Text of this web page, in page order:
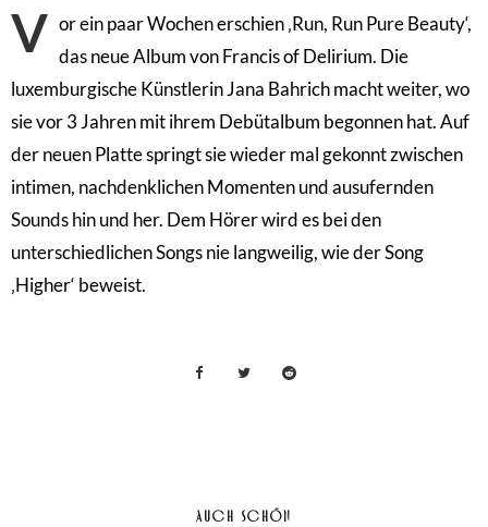
V or ein paar Wochen erschien ‚Run, Run Pure Beauty‘,
das neue Album von Francis of Delirium. Die
luxemburgische Künstlerin Jana Bahrich macht weiter, wo
sie vor 3 Jahren mit ihrem Debütalbum begonnen hat. Auf
der neuen Platte springt sie wieder mal gekonnt zwischen
intimen, nachdenklichen Momenten und ausufernden
Sounds hin und her. Dem Hörer wird es bei den
unterschiedlichen Songs nie langweilig, wie der Song
‚Higher‘ beweist.
AUCH SCHÖN